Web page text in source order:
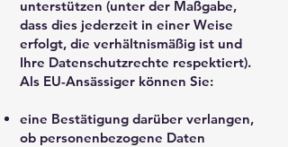
unterstützen (unter der Maßgabe,
dass dies jederzeit in einer Weise
erfolgt, die verhältnismäßig ist und
Ihre Datenschutzrechte respektiert).
Als EU-Ansässiger können Sie:
eine Bestätigung darüber verlangen,
ob personenbezogene Daten